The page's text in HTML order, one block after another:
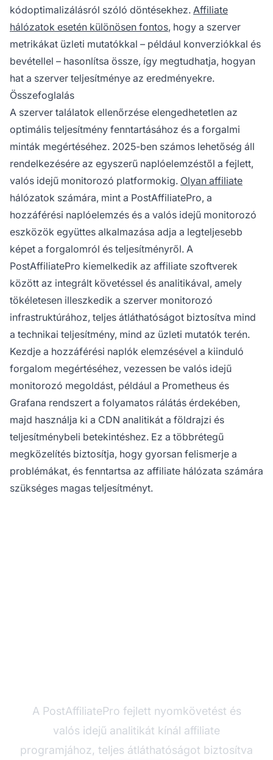
kódoptimalizálásról szóló döntésekhez. Affiliate
hálózatok esetén különösen fontos, hogy a szerver
metrikákat üzleti mutatókkal – például konverziókkal és
bevétellel – hasonlítsa össze, így megtudhatja, hogyan
hat a szerver teljesítménye az eredményekre.
Összefoglalás
A szerver találatok ellenőrzése elengedhetetlen az
optimális teljesítmény fenntartásához és a forgalmi
minták megértéséhez. 2025-ben számos lehetőség áll
rendelkezésére az egyszerű naplóelemzéstől a fejlett,
valós idejű monitorozó platformokig. Olyan affiliate
hálózatok számára, mint a PostAffiliatePro, a
hozzáférési naplóelemzés és a valós idejű monitorozó
eszközök együttes alkalmazása adja a legteljesebb
képet a forgalomról és teljesítményről. A
PostAffiliatePro kiemelkedik az affiliate szoftverek
között az integrált követéssel és analitikával, amely
tökéletesen illeszkedik a szerver monitorozó
infrastruktúrához, teljes átláthatóságot biztosítva mind
a technikai teljesítmény, mind az üzleti mutatók terén.
Kezdje a hozzáférési naplók elemzésével a kiinduló
forgalom megértéséhez, vezessen be valós idejű
monitorozó megoldást, például a Prometheus és
Grafana rendszert a folyamatos rálátás érdekében,
majd használja ki a CDN analitikát a földrajzi és
teljesítménybeli betekintéshez. Ez a többrétegű
megközelítés biztosítja, hogy gyorsan felismerje a
problémákat, és fenntartsa az affiliate hálózata számára
szükséges magas teljesítményt.
A PostAffiliatePro fejlett nyomkövetést és
valós idejű analitikát kínál affiliate
programjához, teljes átláthatóságot biztosítva